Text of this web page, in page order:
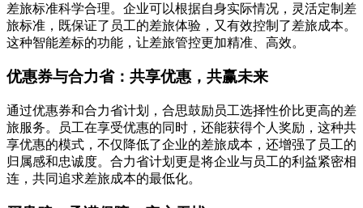
差旅标准科学合理。企业可以根据自身实际情况，灵活定制差
旅标准，既保证了员工的差旅体验，又有效控制了差旅成本。
这种智能差标的功能，让差旅管控更加精准、高效。
优惠券与合力省：共享优惠，共赢未来
通过优惠券和合力省计划，合思鼓励员工选择性价比更高的差
旅服务。员工在享受优惠的同时，还能获得个人奖励，这种共
享优惠的模式，不仅降低了企业的差旅成本，还增强了员工的
归属感和忠诚度。合力省计划更是将企业与员工的利益紧密相
连，共同追求差旅成本的最低化。